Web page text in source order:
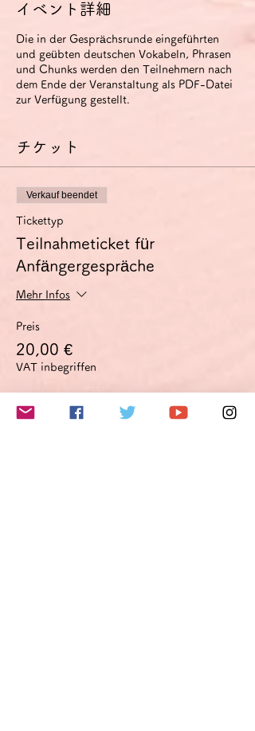
イベント詳細
Die in der Gesprächsrunde eingeführten
und geübten deutschen Vokabeln, Phrasen
und Chunks werden den Teilnehmern nach
dem Ende der Veranstaltung als PDF-Datei
zur Verfügung gestellt.
チケット
Verkauf beendet
Tickettyp
Teilnahmeticket für
Anfängergespräche
Mehr Infos
Preis
20,00 €
VAT inbegriffen